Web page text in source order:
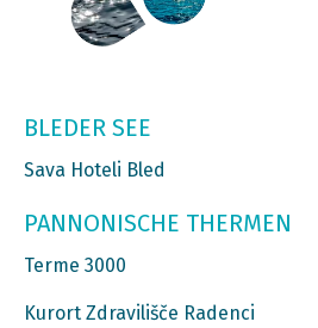
BLEDER SEE
Sava Hoteli Bled
PANNONISCHE THERMEN
Terme 3000
Kurort Zdravilišče Radenci